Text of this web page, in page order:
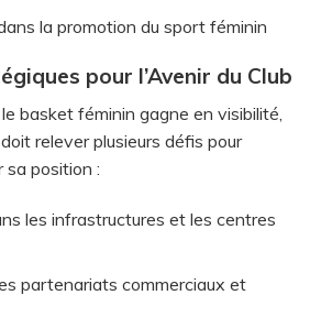
la promotion du sport féminin
pour l’Avenir du Club
basket féminin gagne en visibilité,
relever plusieurs défis pour
position :
les infrastructures et les centres
partenariats commerciaux et